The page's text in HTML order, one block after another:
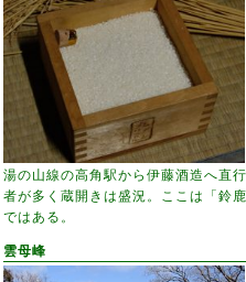
湯の山線の高角駅から伊藤酒造へ直
者が多く蔵開きは盛況。ここは「鈴
ではある。
雲母峰